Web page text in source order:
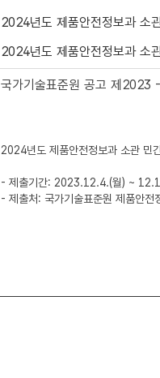
2024년도 제품안전정보과 소
2024년도 제품안전정보과 소
국가기술표준원 공고 제2023
2024년도 제품안전정보과 소관 민
- 제출기간: 2023.12.4.(월) ~
- 제출처: 국가기술표준원 제품안전